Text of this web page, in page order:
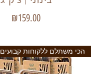
מחיר
₪159.00
הכי משתלם ללקוחות קבועים